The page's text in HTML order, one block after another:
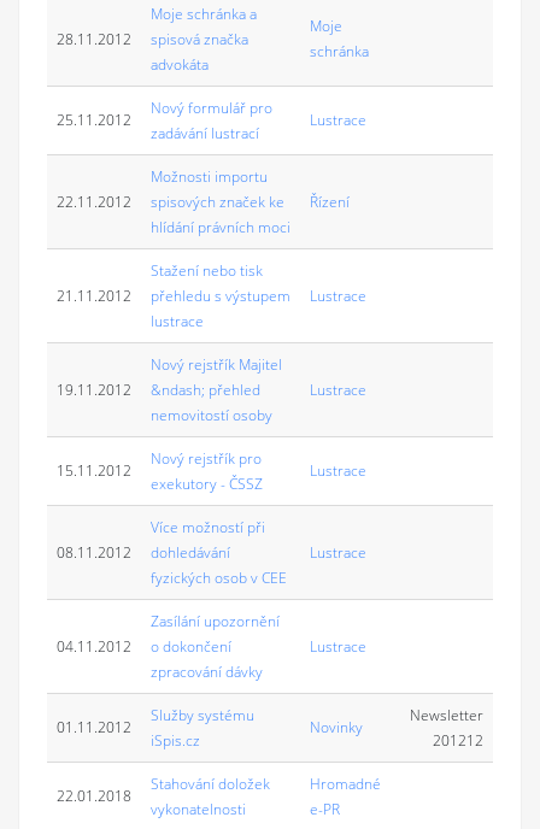
28.11.2012
Moje schránka a
spisová značka
advokáta
Moje
schránka
25.11.2012
Nový formulář pro
zadávání lustrací
Lustrace
22.11.2012
Možnosti importu
spisových značek ke
hlídání právních moci
Řízení
21.11.2012
Stažení nebo tisk
přehledu s výstupem
lustrace
Lustrace
19.11.2012
Nový rejstřík Majitel
&ndash; přehled
nemovitostí osoby
Lustrace
15.11.2012
Nový rejstřík pro
exekutory - ČSSZ
Lustrace
08.11.2012
Více možností při
dohledávání
fyzických osob v CEE
Lustrace
04.11.2012
Zasílání upozornění
o dokončení
zpracování dávky
Lustrace
01.11.2012
Služby systému
iSpis.cz
Novinky
Newsletter
201212
22.01.2018
Stahování doložek
vykonatelnosti
Hromadné
e-PR